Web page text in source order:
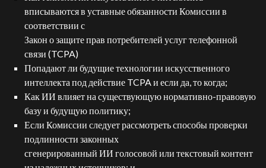
вписываются в уставные обязанности Комиссии в
соответствии с
Закон о защите прав потребителей услуг телефонной
связи (TCPA)
Попадают ли будущие технологии искусственного
интеллекта под действие TCPA и если да, то когда;
Как ИИ влияет на существующую нормативно-правовую
базу и будущую политику;
Если Комиссии следует рассмотреть способы проверки
подлинности законных
сгенерированный ИИ голосовой или текстовый контент